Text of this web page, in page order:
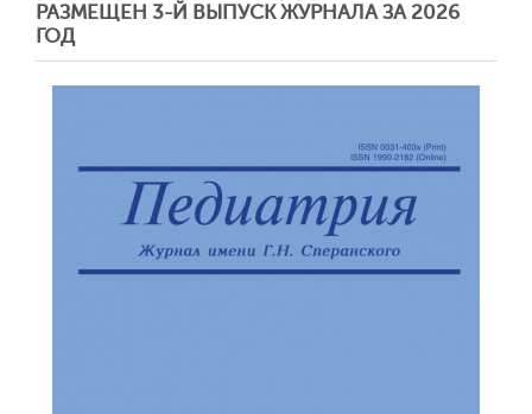
РАЗМЕЩЕН 3-Й ВЫПУСК ЖУРНАЛА ЗА 2026
ГОД